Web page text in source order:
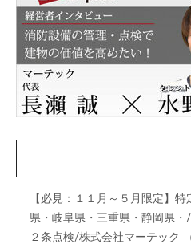
【必見：１１月～５月限定】
県・岐阜県・三重県・静岡県・
２条点検/株式会社マーテック